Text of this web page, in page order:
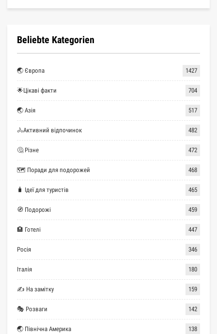
Beliebte Kategorien
🌏 Європа 1427
🌟Цікаві факти 704
🌏 Азія 517
🚴Активний відпочинок 482
🤔 Різне 472
🗺 Поради для подорожей 468
🧳 Ідеї для туристів 465
🧭 Подорожі 459
🏨 Готелі 447
Росія 346
Італія 180
✍ На замітку 159
🎭 Розваги 142
🌏 Північна Америка 138